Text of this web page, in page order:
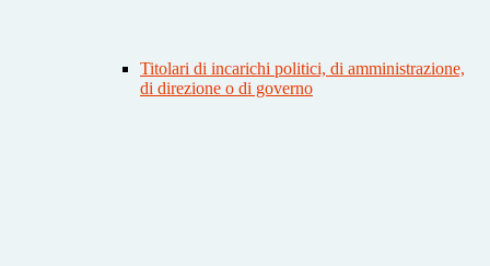
Titolari di incarichi politici, di amministrazione,
di direzione o di governo